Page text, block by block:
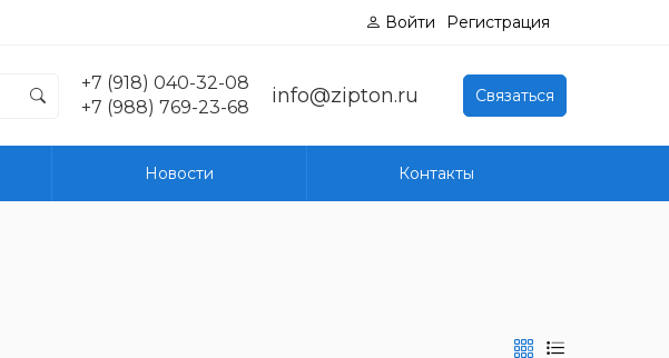
Войти Регистрация
+7 (918) 040-32-08
+7 (988) 769-23-68
info@zipton.ru Связаться
Новости Контакты